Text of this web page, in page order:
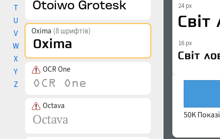
T
U
V
W
X
Y
Z
Oxima (8 шрифтів)
OCR One
Octava
24 px
16 px
50K